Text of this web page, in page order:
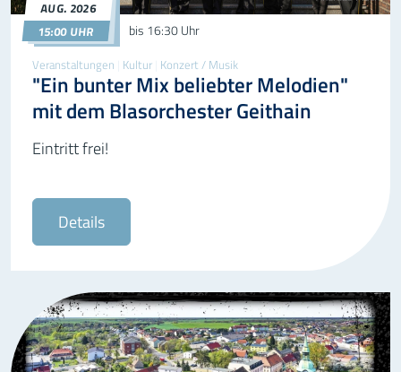
Veranstaltungen Kultur Konzert / Musik
"Ein bunter Mix beliebter Melodien"
mit dem Blasorchester Geithain
AUG.2026
15:00 UHR
16.08.2026
15:00
bis 16:30 Uhr
Eintritt frei!
Details